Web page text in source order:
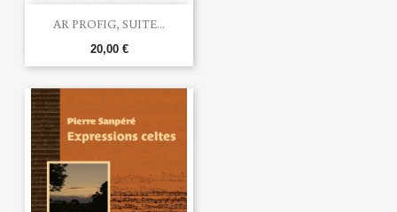
AR PROFIG, SUITE...
20,00 €